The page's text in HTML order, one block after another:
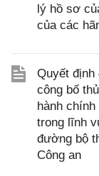
lý hồ sơ
của các
Quyết định
công bố
hành
trong lĩnh
đường bộ
Công an